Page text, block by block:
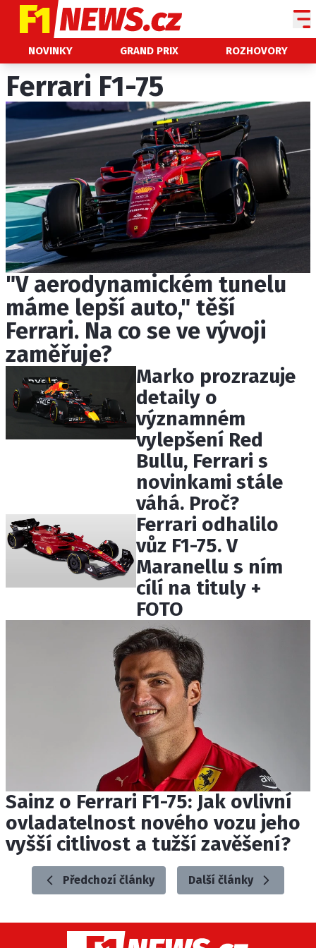
NOVINKY GRAND PRIX ROZHOVORY
NOVINKY
GRAND PRIX
PADDOCK LINE
TECHNIKA
HISTORIE GP
PROFILY JEZDCŮ
PROFILY TÝMŮ
ROZHOVORY
OSTATNÍ
SLEDUJTE NÁS NA|
ETICKÝ KODEX
VYDAVATEL
INZERCE
OSOBNÍ ÚDAJE / COOKIES
Provozovatelem serveru F1NEWS.cz je
INCORP MEDIA GROUP s.r.o., IČ: 118 23 054
Ferrari F1-75
"V aerodynamickém tunelu
máme lepší auto," těší
Ferrari. Na co se ve vývoji
zaměřuje?
Marko prozrazuje
detaily o
významném
vylepšení Red
Bullu, Ferrari s
novinkami stále
váhá. Proč?
Ferrari odhalilo
vůz F1-75. V
Maranellu s ním
cílí na tituly +
FOTO
Sainz o Ferrari F1-75: Jak ovlivní
ovladatelnost nového vozu jeho
vyšší citlivost a tužší zavěšení?
Předchozí články Další články